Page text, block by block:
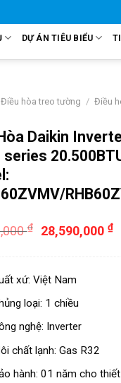
DỰ ÁN TIÊU BIỂU
Điều hòa treo tường / Điều
Daikin
series
₫ 28,590,000₫
xứ: Việt Nam
loại: 1 chiều
nghệ: Inverter
chất lạnh: Gas R32
hành: 01 năm cho